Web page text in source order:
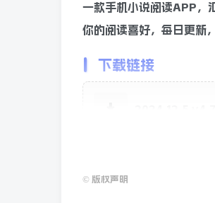
一款手机小说阅读APP，
你的阅读喜好，每日更新
下载链接
© 版权声明